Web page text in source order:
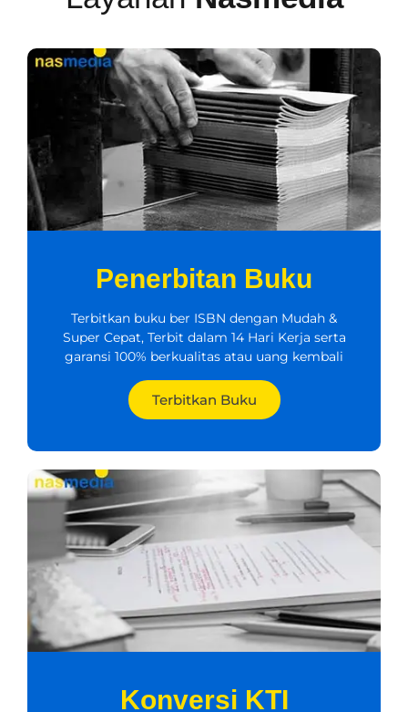
Penerbitan Buku
Terbitkan buku ber ISBN dengan Mudah &
Super Cepat, Terbit dalam 14 Hari Kerja serta
garansi 100% berkualitas atau uang kembali
Terbitkan Buku
Konversi KTI